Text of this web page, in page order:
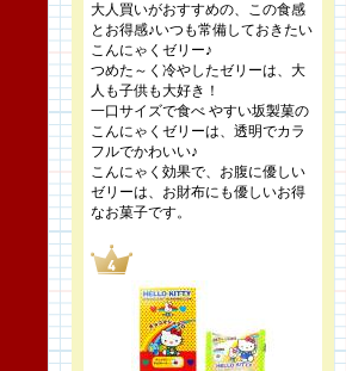
大人買いがおすすめの、この食感
とお得感♪いつも常備しておきたい
こんにゃくゼリー♪
つめた～く冷やしたゼリーは、大
人も子供も大好き！
一口サイズで食べ やすい坂製菓の
こんにゃくゼリーは、透明でカラ
フルでかわいい♪
こんにゃく効果で、お腹に優しい
ゼリーは、お財布にも優しいお得
なお菓子です。